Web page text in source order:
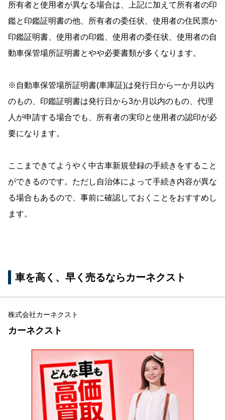
所有者と使用者が異なる場合は、上記に加えて所有者の印
鑑と印鑑証明書の他、所有者の委任状、使用者の住民票か
印鑑証明書、使用者の印鑑、使用者の委任状、使用者の自
動車保管場所証明書とやや必要書類が多くなります。
※自動車保管場所証明書(車庫証)は発行日から一か月以内
のもの、印鑑証明書は発行日から3か月以内のもの、代理
人が申請する場合でも、所有者の実印と使用者の認印が必
要になります。
ここまできてようやく中古車新規登録の手続きをすること
ができるのです。ただし自治体によって手続き内容が異な
る場合もあるので、事前に確認しておくことをおすすめし
ます。
車を高く、早く売るならカーネクスト
株式会社カーネクスト
カーネクスト